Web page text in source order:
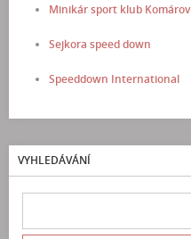
Minikár sport klub Komárov
Sejkora speed down
Speeddown International
VYHLEDÁVÁNÍ